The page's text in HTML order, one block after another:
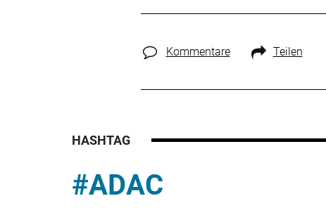
Kommentare Teilen
HASHTAG
#ADAC